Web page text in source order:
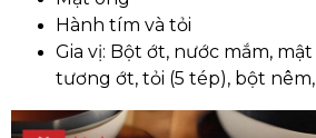
Hành tím và tỏi
Gia vị: Bột ớt, nước mắm,
tương ớt, tỏi (5 tép), bột